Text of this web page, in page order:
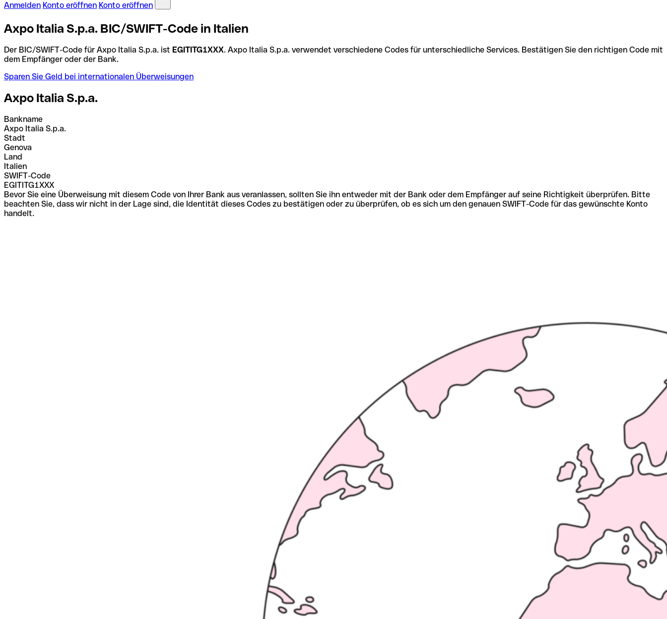
Anmelden Konto eröffnen Konto eröffnen
Axpo Italia S.p.a. BIC/SWIFT-Code in Italien
Der BIC/SWIFT-Code für Axpo Italia S.p.a. ist EGITITG1XXX. Axpo Italia S.p.a. verwendet verschiedene Codes für unterschiedliche Services. Bestätigen Sie den richtigen Code mit
dem Empfänger oder der Bank.
Sparen Sie Geld bei internationalen Überweisungen
Axpo Italia S.p.a.
Bankname
Axpo Italia S.p.a.
Stadt
Genova
Land
Italien
SWIFT-Code
EGITITG1XXX
Bevor Sie eine Überweisung mit diesem Code von Ihrer Bank aus veranlassen, sollten Sie ihn entweder mit der Bank oder dem Empfänger auf seine Richtigkeit überprüfen. Bitte
beachten Sie, dass wir nicht in der Lage sind, die Identität dieses Codes zu bestätigen oder zu überprüfen, ob es sich um den genauen SWIFT-Code für das gewünschte Konto
handelt.